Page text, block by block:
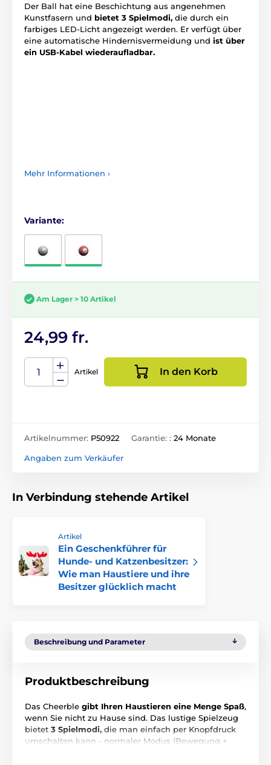
Der Ball hat eine Beschichtung aus angenehmen
Kunstfasern und bietet 3 Spielmodi, die durch ein
farbiges LED-Licht angezeigt werden. Er verfügt über
eine automatische Hindernisvermeidung und ist über
ein USB-Kabel wiederaufladbar.
Mehr Informationen ›
Variante:
Am Lager > 10 Artikel
24,99 fr.
Artikel In den Korb
Artikelnummer: P50922 Garantie: : 24 Monate
Angaben zum Verkäufer
In Verbindung stehende Artikel
Artikel
Ein Geschenkführer für
Hunde- und Katzenbesitzer:
Wie man Haustiere und ihre
Besitzer glücklich macht
Beschreibung und Parameter
Produktbeschreibung
Das Cheerble gibt Ihren Haustieren eine Menge Spaß,
wenn Sie nicht zu Hause sind. Das lustige Spielzeug
bietet 3 Spielmodi, die man einfach per Knopfdruck
umschalten kann - normaler Modus (Bewegung +